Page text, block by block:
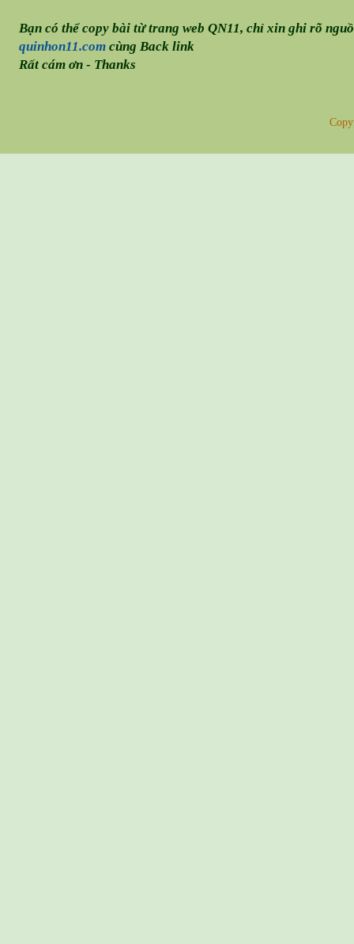
Bạn có thể copy bài từ trang web QN11, chỉ xin ghi rõ
quinhon11.comcùng Back link
Rất cám ơn - Thanks